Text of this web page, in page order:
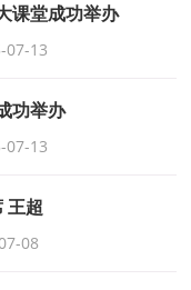
课堂成功举办
07-13
功举办
07-13
王超
08